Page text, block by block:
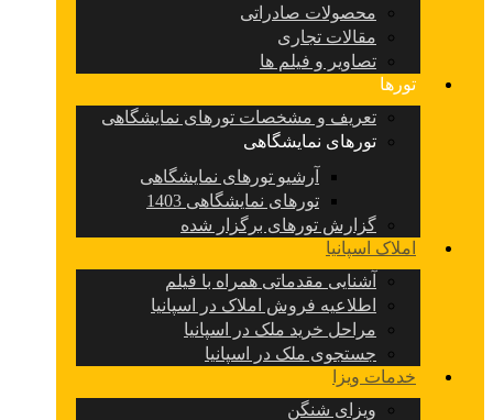
محصولات صادراتی
مقالات تجاری
تصاویر و فیلم ها
تورها
تعریف و مشخصات تورهای نمایشگاهی
تورهای نمایشگاهی
آرشیو تورهای نمایشگاهی
تورهای نمایشگاهی 1403
گزارش تورهای برگزار شده
املاک اسپانیا
آشنایی مقدماتی همراه با فیلم
اطلاعیه فروش املاک در اسپانیا
مراحل خرید ملک در اسپانیا
جستجوی ملک در اسپانیا
خدمات ویزا
ویزای شنگن